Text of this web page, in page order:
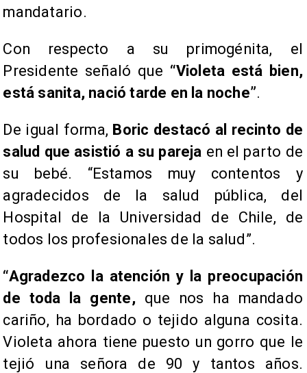
mandatario.
Con respecto a su primogénita, el
Presidente señaló que “Violeta está bien,
está sanita, nació tarde en la noche”.
De igual forma, Boric destacó al recinto de
salud que asistió a su pareja en el parto de
su bebé. “Estamos muy contentos y
agradecidos de la salud pública, del
Hospital de la Universidad de Chile, de
todos los profesionales de la salud”.
“Agradezco la atención y la preocupación
de toda la gente, que nos ha mandado
cariño, ha bordado o tejido alguna cosita.
Violeta ahora tiene puesto un gorro que le
tejió una señora de 90 y tantos años.